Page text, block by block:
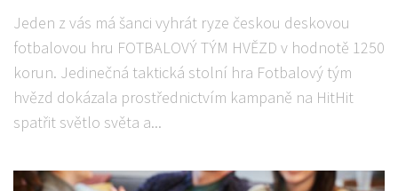
Jeden z vás má šanci vyhrát ryze českou deskovou
fotbalovou hru FOTBALOVÝ TÝM HVĚZD v hodnotě 1250
korun. Jedinečná taktická stolní hra Fotbalový tým
hvězd dokázala prostřednictvím kampaně na HitHit
spatřit světlo světa a...